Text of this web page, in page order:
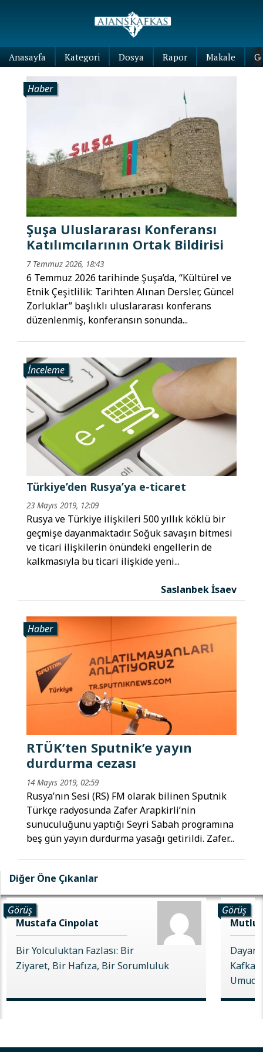
Anasayfa Kategori Dosya Rapor Makale
Haber
Şuşa Uluslararası Konferansı
Katılımcılarının Ortak Bildirisi
7 Temmuz 2026, 18:43
6 Temmuz 2026 tarihinde Şuşa’da, “Kültürel ve
Etnik Çeşitlilik: Tarihten Alınan Dersler, Güncel
Zorluklar” başlıklı uluslararası konferans
düzenlenmiş, konferansın sonunda...
İnceleme
Türkiye’den Rusya’ya e-ticaret
23 Mayıs 2019, 12:09
Rusya ve Türkiye ilişkileri 500 yıllık köklü bir
geçmişe dayanmaktadır. Soğuk savaşın bitmesi
ve ticari ilişkilerin önündeki engellerin de
kalkmasıyla bu ticari ilişkide yeni...
Saslanbek İsaev
Haber
RTÜK’ten Sputnik’e yayın
durdurma cezası
14 Mayıs 2019, 02:59
Rusya’nın Sesi (RS) FM olarak bilinen Sputnik
Türkçe radyosunda Zafer Arapkirli’nin
sunuculuğunu yaptığı Seyri Sabah programına
beş gün yayın durdurma yasağı getirildi. Zafer...
Diğer Öne Çıkanlar
Görüş
Mustafa Cinpolat
Bir Yolculuktan Fazlası: Bir
Ziyaret, Bir Hafıza, Bir Sorumluluk
Görüş
Mutlu
Kafkas
Umudu